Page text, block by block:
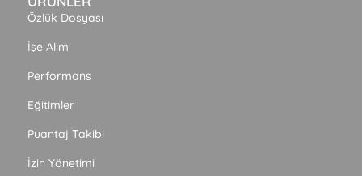
Özlük Dosyası
İşe Alım
Performans
Eğitimler
Puantaj Takibi
İzin Yönetimi